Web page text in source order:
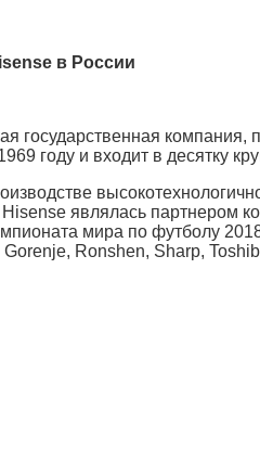
в России
государственная
году и входит в десятку
являлась
мира по футболу
Ronshen, Sharp,